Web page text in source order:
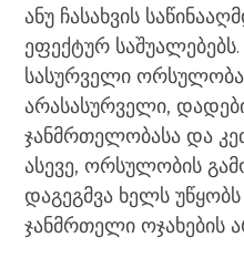
ანუ ჩასახვის
ეფექტურ
სასურველი
არასასურველი,
ჯანმრთელობასა და
ასევე, ორსულობის
დაგეგმვა ხელს
ჯანმრთელი ოჯახების